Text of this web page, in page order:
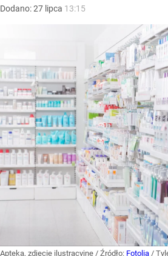
Dodano:27 lipca 13:15
Apteka, zdjęcie ilustracyjne / Źródło: Fotolia /